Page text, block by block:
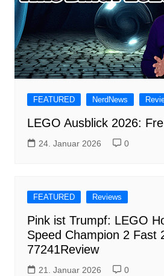
FEATURED NerdNews
LEGO Ausblick 2026:
24. Januar 2026 0
FEATURED Reviews
Pink ist Trumpf: LEGO
Speed Champion 2 Fast
77241Review
21. Januar 2026 0